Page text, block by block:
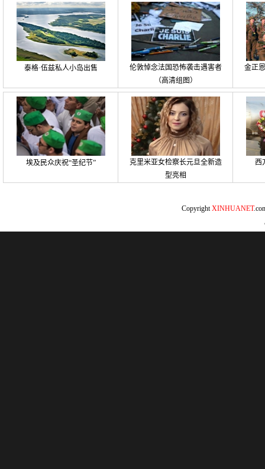
泰格·伍兹私人小岛出售
伦敦悼念法国恐怖袭击遇害者
（高清组图）
金正
埃及民众庆祝“圣纪节”
克里米亚女检察长元旦全新造
型亮相
西
CopyrightXINHUANET